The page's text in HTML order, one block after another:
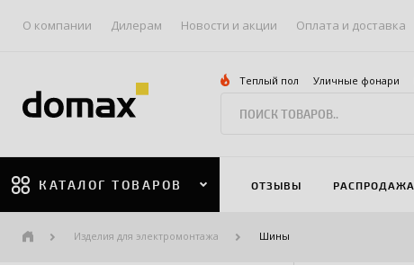
О компании Дилерам Новости и акции Оплата и доставка
Теплый пол Уличные фонари
КАТАЛОГ ТОВАРОВ ОТЗЫВЫ РАСПРОДАЖА
Изделия для электромонтажа Шины